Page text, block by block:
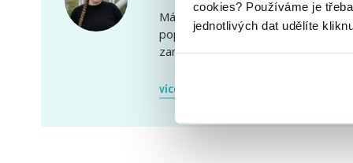
cookies? Používáme je
jednotlivých dat udělíte
Mám doma samostatnou místnost
pop figurek, černou kočku s
zaměstnáním, i tak ale stíhám trávit
více